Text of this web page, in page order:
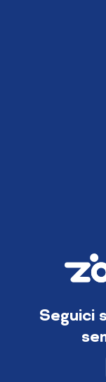
Seguici